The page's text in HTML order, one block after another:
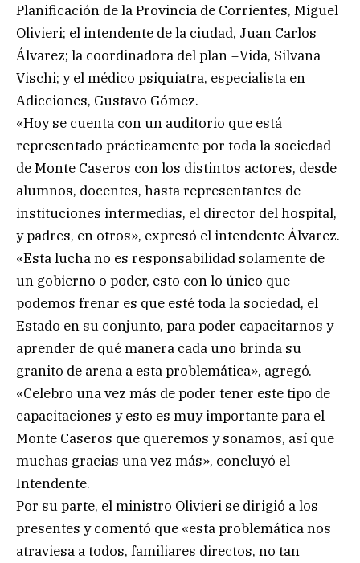
Planificación de la Provincia de Corrientes, Miguel
Olivieri; el intendente de la ciudad, Juan Carlos
Álvarez; la coordinadora del plan +Vida, Silvana
Vischi; y el médico psiquiatra, especialista en
Adicciones, Gustavo Gómez.
«Hoy se cuenta con un auditorio que está
representado prácticamente por toda la sociedad
de Monte Caseros con los distintos actores, desde
alumnos, docentes, hasta representantes de
instituciones intermedias, el director del hospital,
y padres, en otros», expresó el intendente Álvarez.
«Esta lucha no es responsabilidad solamente de
un gobierno o poder, esto con lo único que
podemos frenar es que esté toda la sociedad, el
Estado en su conjunto, para poder capacitarnos y
aprender de qué manera cada uno brinda su
granito de arena a esta problemática», agregó.
«Celebro una vez más de poder tener este tipo de
capacitaciones y esto es muy importante para el
Monte Caseros que queremos y soñamos, así que
muchas gracias una vez más», concluyó el
Intendente.
Por su parte, el ministro Olivieri se dirigió a los
presentes y comentó que «esta problemática nos
atraviesa a todos, familiares directos, no tan